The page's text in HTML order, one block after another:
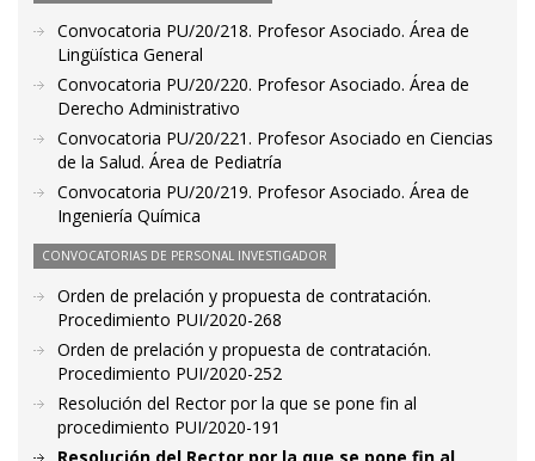
Convocatoria PU/20/218. Profesor Asociado. Área de
Lingüística General
Convocatoria PU/20/220. Profesor Asociado. Área de
Derecho Administrativo
Convocatoria PU/20/221. Profesor Asociado en Ciencias
de la Salud. Área de Pediatría
Convocatoria PU/20/219. Profesor Asociado. Área de
Ingeniería Química
CONVOCATORIAS DE PERSONAL INVESTIGADOR
Orden de prelación y propuesta de contratación.
Procedimiento PUI/2020-268
Orden de prelación y propuesta de contratación.
Procedimiento PUI/2020-252
Resolución del Rector por la que se pone fin al
procedimiento PUI/2020-191